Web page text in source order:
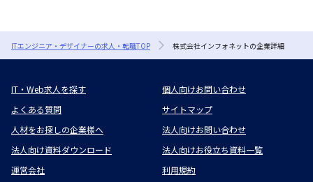
ITエンジニア・デザイナーの求人・転職TOP 株式会社インフォネットの企業詳細
IT・Web求人を探す
個人向けお問い合わせ
よくある質問
サイトマップ
人材をお探しの企業様へ
法人向けお問い合わせ
法人向け資料ダウンロード
法人向けお役立ち資料一覧
運営会社
利用規約